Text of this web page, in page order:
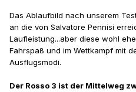
Das Ablaufbild nach unserem
an die von Salvatore Pennisi
Laufleistung...aber diese wohl
Fahrspaß und im Wettkampf mit
Ausflugsmodi.
Der Rosso 3 ist der Mittelweg